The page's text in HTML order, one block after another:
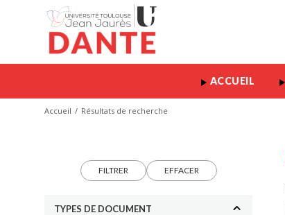
ACCUEIL
Accueil Résultats de recherche
FILTRER EFFACER
TYPES DE DOCUMENT